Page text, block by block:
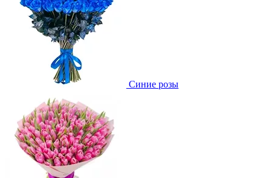
Синие розы